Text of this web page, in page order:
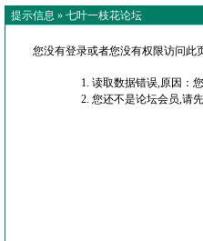
提示信息 » 七叶一枝花论坛
您没有登录或者您没有权限访问此
读取数据错误,原因：
您还不是论坛会员,请